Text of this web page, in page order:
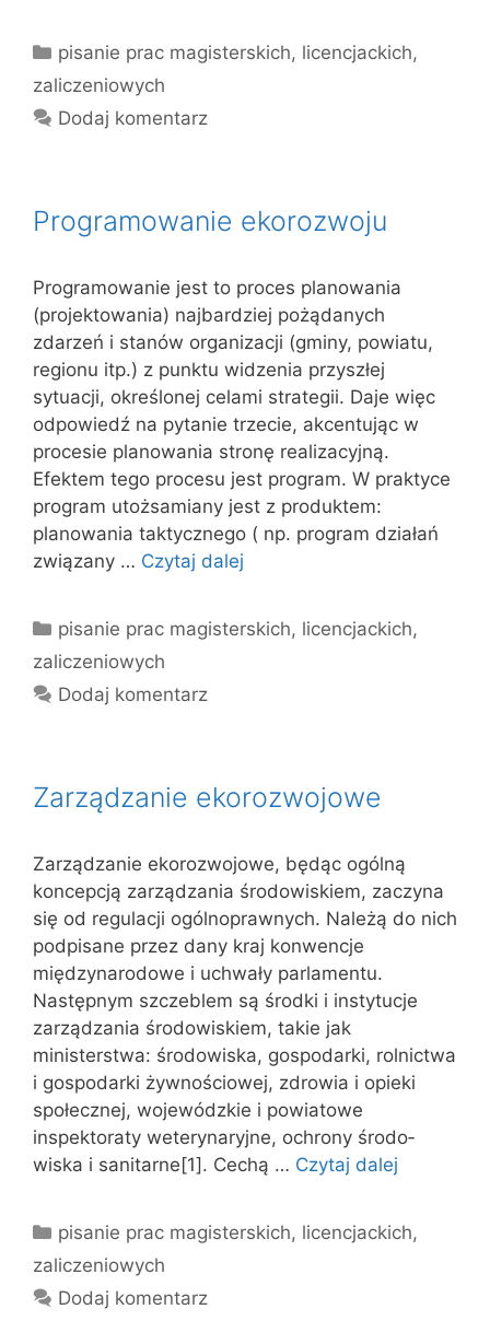
Kategorie
pisanie prac magisterskich, licencjackich,
zaliczeniowych
Dodaj komentarz
Programowanie ekorozwoju
Programowanie jest to proces planowania
(projektowania) najbardziej pożądanych
zdarzeń i stanów organizacji (gminy, powiatu,
regionu itp.) z punktu widzenia przyszłej
sytuacji, określonej celami strategii. Daje więc
odpowiedź na pytanie trzecie, akcentując w
procesie planowania stronę realizacyjną.
Efektem tego procesu jest program. W praktyce
program utożsamiany jest z produktem:
planowania taktycznego ( np. program działań
związany … Czytaj dalej
Kategorie
pisanie prac magisterskich, licencjackich,
zaliczeniowych
Dodaj komentarz
Zarządzanie ekorozwojowe
Zarządzanie ekorozwojowe, będąc ogólną
koncepcją zarządzania środowiskiem, zaczyna
się od regulacji ogólnoprawnych. Należą do nich
podpisane przez dany kraj konwencje
międzynarodowe i uchwały parlamentu.
Następnym szczeblem są środki i instytucje
zarządzania środowiskiem, takie jak
ministerstwa: środowiska, gospodarki, rol­nictwa
i gospodarki żywnościowej, zdrowia i opieki
społecznej, wo­jewódzkie i powiatowe
inspektoraty weterynaryjne, ochrony środo­
wiska i sanitarne[1]. Cechą … Czytaj dalej
Kategorie
pisanie prac magisterskich, licencjackich,
zaliczeniowych
Dodaj komentarz